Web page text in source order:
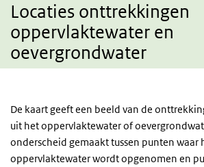
Locaties onttrekkingen
oppervlaktewater en
oevergrondwater
De kaart geeft een beeld van de
uit het oppervlaktewater of
onderscheid gemaakt tussen punten waar
oppervlaktewater wordt opgenomen en